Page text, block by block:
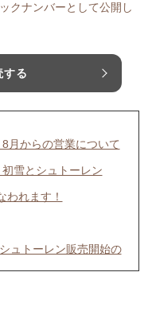
クナンバーとして公開し
する
からの営業について
雪とシュトーレン
われます！
ュトーレン販売開始の